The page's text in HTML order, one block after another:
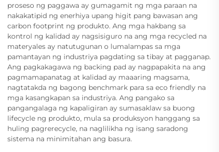
proseso ng paggawa ay gumagamit ng mga paraan na
nakakatipid ng enerhiya upang higit pang bawasan ang
carbon footprint ng produkto. Ang mga hakbang sa
kontrol ng kalidad ay nagsisiguro na ang mga recycled na
materyales ay natutugunan o lumalampas sa mga
pamantayan ng industriya pagdating sa tibay at pagganap.
Ang pagkakagawa ng backing pad ay nagpapakita na ang
pagmamapanatag at kalidad ay maaaring magsama,
nagtatakda ng bagong benchmark para sa eco friendly na
mga kasangkapan sa industriya. Ang pangako sa
pangangalaga ng kapaligiran ay sumasaklaw sa buong
lifecycle ng produkto, mula sa produksyon hanggang sa
huling pagrerecycle, na naglilikha ng isang saradong
sistema na minimitahan ang basura.